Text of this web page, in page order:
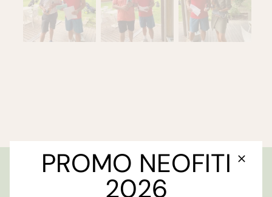
GOLF CLUB FAENZA
PROMO NEOFITI
2026